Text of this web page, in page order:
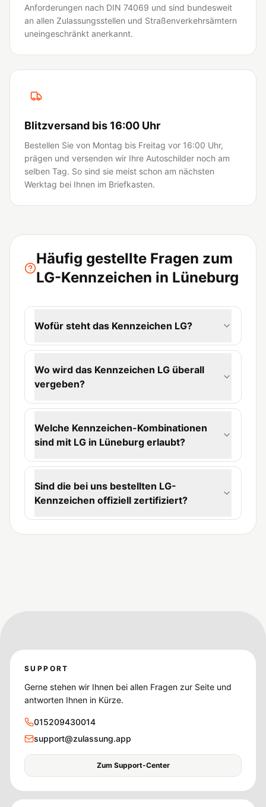
Anforderungen nach DIN 74069 und sind bundesweit
an allen Zulassungsstellen und Straßenverkehrsämtern
uneingeschränkt anerkannt.
Blitzversand bis 16:00 Uhr
Bestellen Sie von Montag bis Freitag vor 16:00 Uhr,
prägen und versenden wir Ihre Autoschilder noch am
selben Tag. So sind sie meist schon am nächsten
Werktag bei Ihnen im Briefkasten.
Häufig gestellte Fragen zum
LG-Kennzeichen in Lüneburg
Wofür steht das Kennzeichen LG?
Wo wird das Kennzeichen LG überall
vergeben?
Welche Kennzeichen-Kombinationen
sind mit LG in Lüneburg erlaubt?
Sind die bei uns bestellten LG-
Kennzeichen offiziell zertifiziert?
SUPPORT
Gerne stehen wir Ihnen bei allen Fragen zur Seite und
antworten Ihnen in Kürze.
015209430014
support@zulassung.app
Zum Support-Center